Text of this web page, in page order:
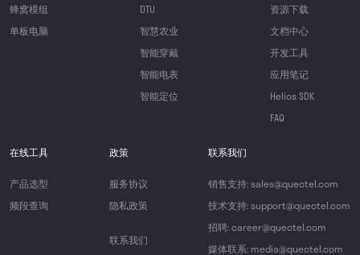
蜂窝模组
单板电脑
DTU
智慧农业
智能穿戴
智能电表
智能定位
资源下载
文档中心
开发工具
应用笔记
Helios SDK
FAQ
在线工具
产品选型
频段查询
政策
服务协议
隐私政策
联系我们
联系我们
销售支持: sales@quectel.com
技术支持: support@quectel.com
招聘: career@quectel.com
媒体联系: media@quectel.com